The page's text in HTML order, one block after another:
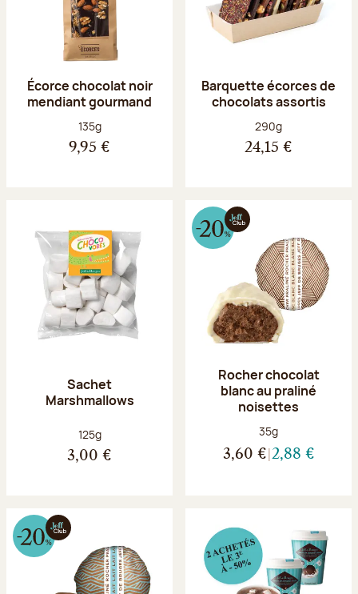
Écorce chocolat noir
mendiant gourmand
Poids net :
135g
9,95 €
Barquette écorces de
chocolats assortis
Poids net :
290g
24,15 €
Sachet
Marshmallows
Poids net :
125g
3,00 €
Rocher chocolat
blanc au praliné
noisettes
Poids net :
35g
3,60 € 2,88 €